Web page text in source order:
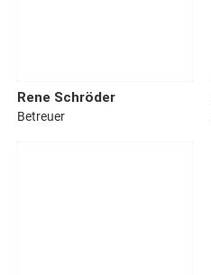
Rene Schröder
Betreuer